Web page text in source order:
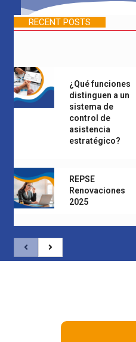
RECENT POSTS
¿Qué funciones
distinguen a un
sistema de
control de
asistencia
estratégico?
REPSE
Renovaciones
2025